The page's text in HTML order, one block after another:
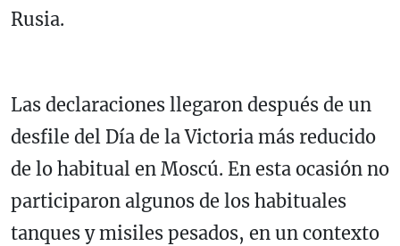
Rusia.
Las declaraciones llegaron después de un
desfile del Día de la Victoria más reducido
de lo habitual en Moscú. En esta ocasión no
participaron algunos de los habituales
tanques y misiles pesados, en un contexto